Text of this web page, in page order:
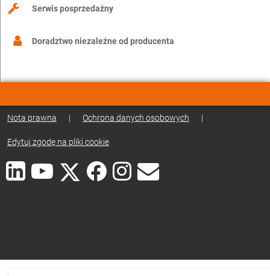
Serwis posprzedażny
Doradztwo niezależne od producenta
Nota prawna | Ochrona danych osobowych |
Edytuj zgodę na pliki cookie